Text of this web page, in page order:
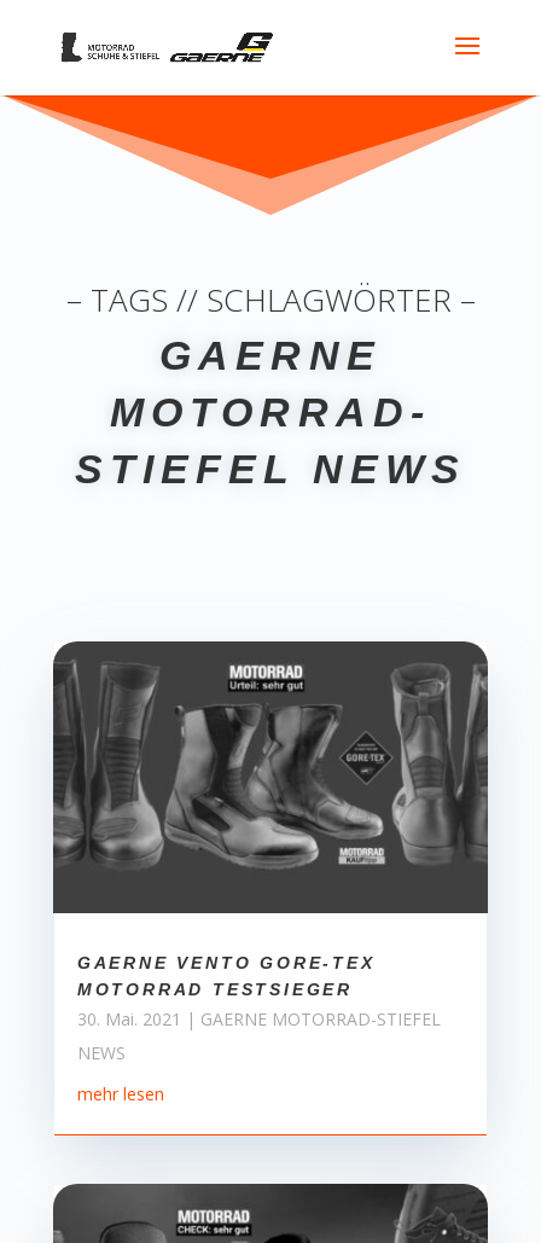
– TAGS // SCHLAGWÖRTER –
GAERNE
MOTORRAD-
STIEFEL NEWS
GAERNE VENTO GORE-TEX
MOTORRAD TESTSIEGER
30. Mai. 2021 | GAERNE MOTORRAD-STIEFEL
NEWS
mehr lesen